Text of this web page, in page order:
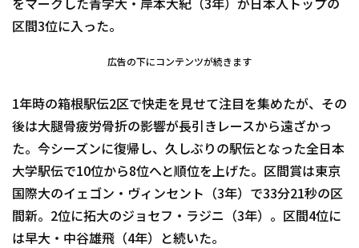
をマークした青学大・岸本大紀（3年）が日本人トップの
区間3位に入った。
広告の下にコンテンツが続きます
1年時の箱根駅伝2区で快走を見せて注目を集めたが、その
後は大腿骨疲労骨折の影響が長引きレースから遠ざかっ
た。今シーズンに復帰し、久しぶりの駅伝となった全日本
大学駅伝で10位から8位へと順位を上げた。区間賞は東京
国際大のイェゴン・ヴィンセント（3年）で33分21秒の区
間新。2位に拓大のジョセフ・ラジニ（3年）。区間4位に
は早大・中谷雄飛（4年）と続いた。